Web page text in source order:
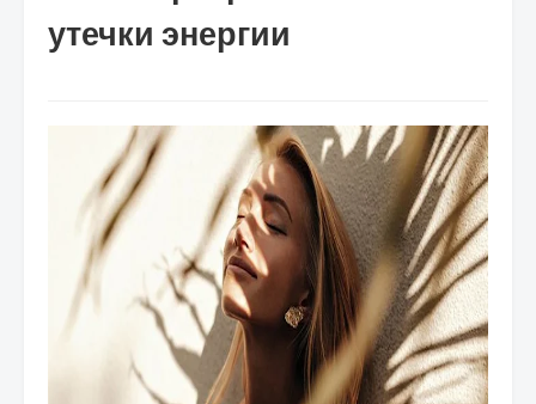
утечки энергии